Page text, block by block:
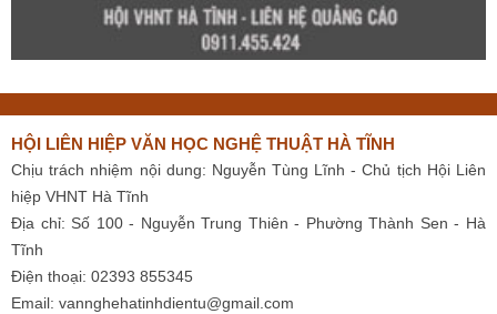
HỘI LIÊN HIỆP VĂN HỌC NGHỆ THUẬT HÀ TĨNH
Chịu trách nhiệm nội dung: Nguyễn Tùng Lĩnh - Chủ tịch Hội Liên
hiệp VHNT Hà Tĩnh
Địa chỉ: Số 100 - Nguyễn Trung Thiên - Phường Thành Sen - Hà
Tĩnh
Điện thoại: 02393 855345
Email: vannghehatinhdientu@gmail.com